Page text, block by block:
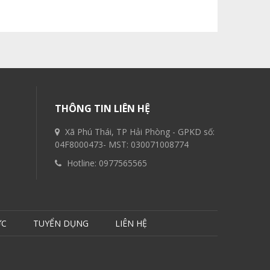
THÔNG TIN LIÊN HỆ
Xã Phú Thái, TP Hải Phòng - GPKD số:
04F8000473- MST: 030071008774
Hotline: 0977565565
TUYỂN DỤNG LIÊN HỆ